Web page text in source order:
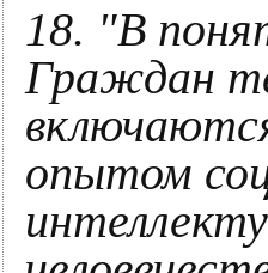
18. "В
Граждан
опытом